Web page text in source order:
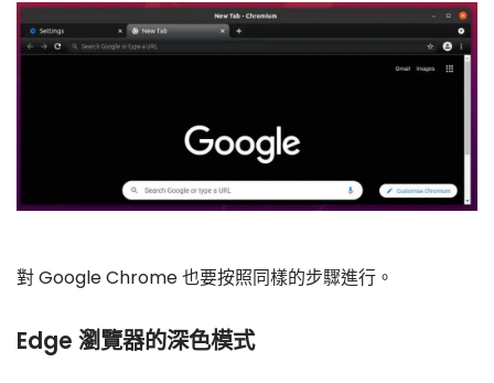
對 Google Chrome 也要按照同樣的步驟進行。
Edge 瀏覽器的深色模式